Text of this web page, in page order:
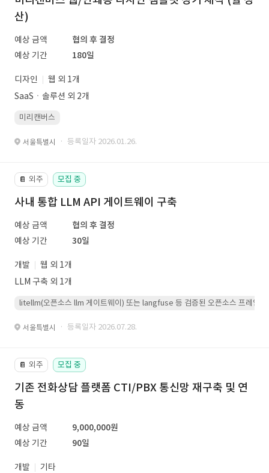
산)
예상 금액
협의 후 결정
예상 기간
180일
디자인
웹 외 1개
SaaSㆍ솔루션 외 2개
미리캔버스
서울특별시 · 등록일자 2026.01.26.
📔 외주 모집 중
사내 통합 LLM API 게이트웨이 구축
예상 금액
협의 후 결정
예상 기간
30일
개발
웹 외 1개
LLM 구축 외 1개
litellm(오픈소스 llm 게이트웨이) 또는 langfuse 등 검증된 오픈소스 프레임워
서울특별시 · 등록일자 2026.07.28.
📔 외주 모집 중
기존 전화상담 플랫폼 CTI/PBX 통신망 재구축 및 연
동
예상 금액
9,000,000원
예상 기간
90일
개발
기타